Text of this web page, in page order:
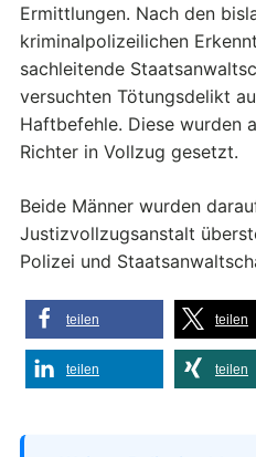
Ermittlungen. Nach den
kriminalpolizeilichen
sachleitende
versuchten Tötungsdelikt
Haftbefehle. Diese wurden
Richter in Vollzug gesetzt.
Beide Männer wurden
Justizvollzugsanstalt
Polizei und
teilen teilen
teilen teilen